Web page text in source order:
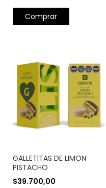
GALLETITAS DE LIMON
PISTACHO
$39.700,00